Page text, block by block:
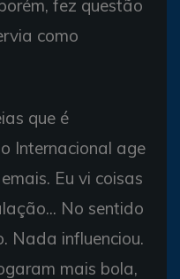
fez questão
como
que é
Internacional age
Eu vi coisas
No sentido
Nada influenciou.
mais bola,